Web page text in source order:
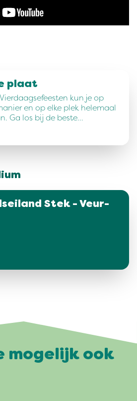
plaat
kun je op
en op elke plek helemaal
Ga los bij de beste…
Stek - Veur-
mogelijk ook